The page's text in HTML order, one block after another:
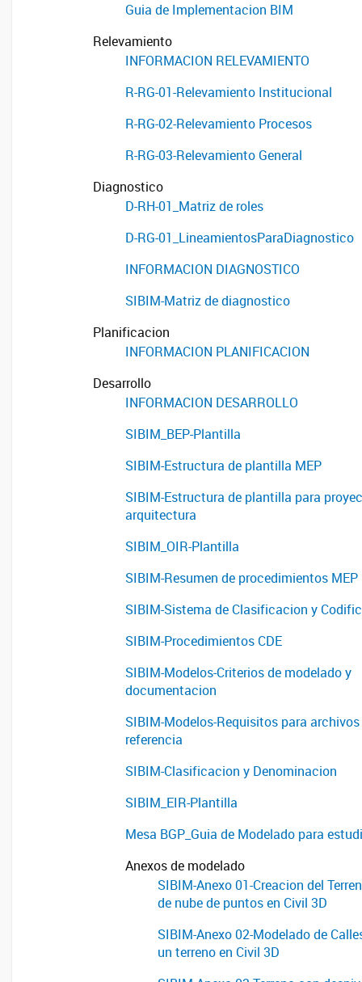
Guia de Implementacion BIM
Relevamiento
INFORMACION RELEVAMIENTO
R-RG-01-Relevamiento Institucional
R-RG-02-Relevamiento Procesos
R-RG-03-Relevamiento General
Diagnostico
D-RH-01_Matriz de roles
D-RG-01_LineamientosParaDiagnostico
INFORMACION DIAGNOSTICO
SIBIM-Matriz de diagnostico
Planificacion
INFORMACION PLANIFICACION
Desarrollo
INFORMACION DESARROLLO
SIBIM_BEP-Plantilla
SIBIM-Estructura de plantilla MEP
SIBIM-Estructura de plantilla para
arquitectura
SIBIM_OIR-Plantilla
SIBIM-Resumen de procedimientos MEP
SIBIM-Sistema de Clasificacion y
SIBIM-Procedimientos CDE
SIBIM-Modelos-Criterios de modelado y
documentacion
SIBIM-Modelos-Requisitos para archivos
referencia
SIBIM-Clasificacion y Denominacion
SIBIM_EIR-Plantilla
Mesa BGP_Guia de Modelado para
Anexos de modelado
SIBIM-Anexo 01-Creacion del
de nube de puntos en Civil 3D
SIBIM-Anexo 02-Modelado de
un terreno en Civil 3D